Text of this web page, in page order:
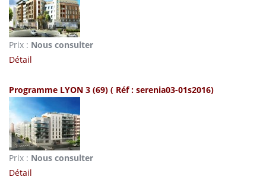
Prix : Nous consulter
Détail
Programme LYON 3 (69) ( Réf : serenia03-01s2016)
Prix : Nous consulter
Détail